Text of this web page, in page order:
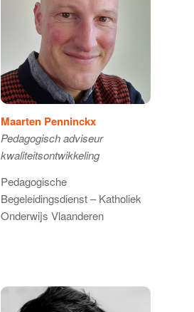
Maarten Penninckx
Pedagogisch adviseur
kwaliteitsontwikkeling
Pedagogische
Begeleidingsdienst – Katholiek
Onderwijs Vlaanderen